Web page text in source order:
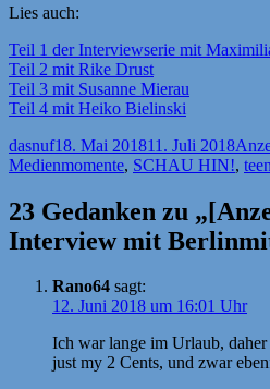
Lies auch:
Teil 1 der Interviewserie mit
Teil 2 mit Rike Drust
Teil 3 mit Susanne Mierau
Teil 4 mit Heiko Bielinski
Autor
dasnufVeröffentlicht
am
18. Mai 201811. Juli 2018
Medienmomente, SCHAU HIN!,
23 Gedanken zu
Interview mit
Rano64 sagt:
12. Juni 2018 um 16:01 Uhr
Ich war lange im Urlaub,
just my 2 Cents, und zwar